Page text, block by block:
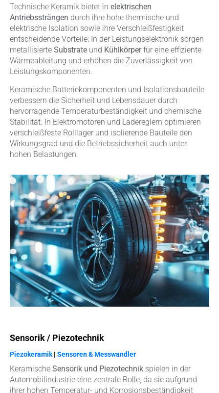
Technische Keramik bietet in elektrischen
Antriebssträngen durch ihre hohe thermische und
elektrische Isolation sowie ihre Verschleißfestigkeit
entscheidende Vorteile: In der Leistungselektronik sorgen
metallisierte Substrate und Kühlkörperfür eine effiziente
Wärmeableitung und erhöhen die Zuverlässigkeit von
Leistungskomponenten.
Keramische Batteriekomponenten und Isolationsbauteile
verbessern die Sicherheit und Lebensdauer durch
hervorragende Temperaturbeständigkeit und chemische
Stabilität. In Elektromotoren und Ladereglern optimieren
verschleißfeste Rolllager und isolierende Bauteile den
Wirkungsgrad und die Betriebssicherheit auch unter
hohen Belastungen.
Sensorik / Piezotechnik
Piezokeramik| Sensoren & Messwandler
Keramische Sensorik und Piezotechnik spielen in der
Automobilindustrie eine zentrale Rolle, da sie aufgrund
ihrer hohen Temperatur- und Korrosionsbeständigkeit